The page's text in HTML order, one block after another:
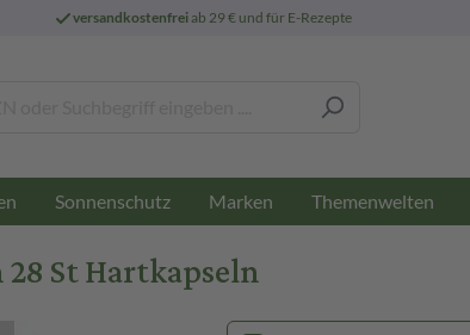
versandkostenfreiab 29 € und für E-Rezepte
Sonnenschutz Marken Themenwelten
28 St Hartkapseln